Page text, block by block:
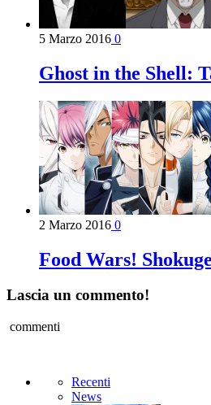
5 Marzo 2016 0
Ghost in the Shell:
2 Marzo 2016 0
Food Wars!
Lascia un commento!
commenti
Recenti
News